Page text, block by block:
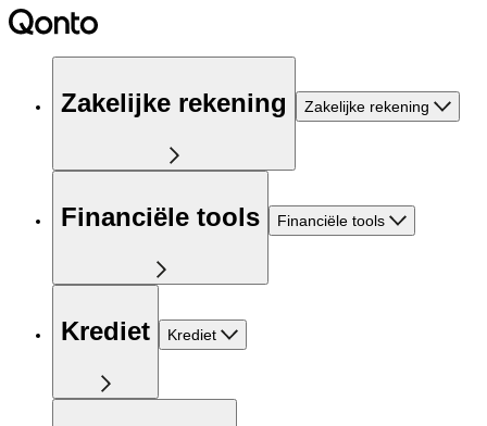
Zakelijke rekening Zakelijke rekening
Financiële tools Financiële tools
Krediet Krediet